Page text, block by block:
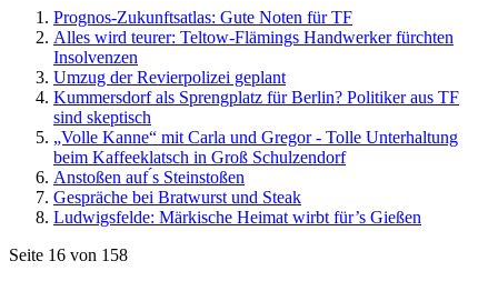
Prognos-Zukunftsatlas: Gute Noten für TF
Alles wird teurer: Teltow-Flämings Handwerker fürchten
Insolvenzen
Umzug der Revierpolizei geplant
Kummersdorf als Sprengplatz für Berlin? Politiker aus TF
sind skeptisch
„Volle Kanne“ mit Carla und Gregor - Tolle Unterhaltung
beim Kaffeeklatsch in Groß Schulzendorf
Anstoßen auf ́s Steinstoßen
Gespräche bei Bratwurst und Steak
Ludwigsfelde: Märkische Heimat wirbt für’s Gießen
Seite 16 von 158